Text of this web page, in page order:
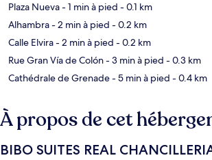
Plaza Nueva- 1 min à pied - 0.1 km
Alhambra- 2 min à pied - 0.2 km
Calle Elvira- 2 min à pied - 0.2 km
Rue Gran Vía de Colón- 3 min à pied - 0.3 km
Cathédrale de Grenade- 5 min à pied - 0.4 km
À propos de cet
BIBO SUITES REAL